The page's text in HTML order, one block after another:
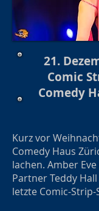
21.
Comic
Comedy
Kurz vor
Comedy Haus
lachen. Amber
Partner Teddy
letzte Comic-Strip-